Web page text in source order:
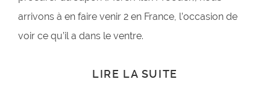
arrivons à en faire venir 2 en France, l’occasion de
voir ce qu’il a dans le ventre.
LIRE LA SUITE